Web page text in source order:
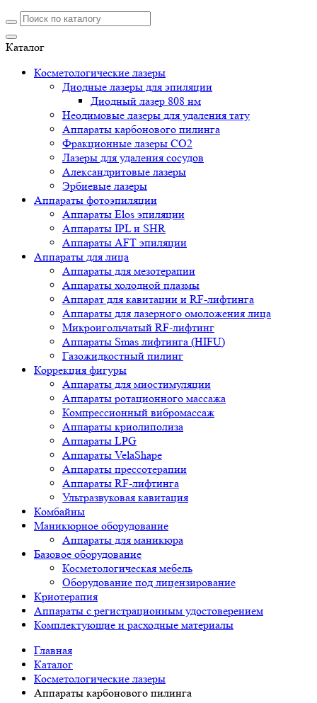
Каталог
Косметологические лазеры
Диодные лазеры для эпиляции
Диодный лазер 808 нм
Неодимовые лазеры для удаления тату
Аппараты карбонового пилинга
Фракционные лазеры CO2
Лазеры для удаления сосудов
Александритовые лазеры
Эрбиевые лазеры
Аппараты фотоэпиляции
Аппараты Elos эпиляции
Аппараты IPL и SHR
Аппараты AFT эпиляции
Аппараты для лица
Аппараты для мезотерапии
Аппараты холодной плазмы
Аппарат для кавитации и RF-лифтинга
Аппараты для лазерного омоложения лица
Микроигольчатый RF-лифтинг
Аппараты Smas лифтинга (HIFU)
Газожидкостный пилинг
Коррекция фигуры
Аппараты для миостимуляции
Аппараты ротационного массажа
Компрессионный вибромассаж
Аппараты криолиполиза
Аппараты LPG
Аппараты VelaShape
Аппараты прессотерапии
Аппараты RF-лифтинга
Ультразвуковая кавитация
Комбайны
Маникюрное оборудование
Аппараты для маникюра
Базовое оборудование
Косметологическая мебель
Оборудование под лицензирование
Криотерапия
Аппараты c регистрационным удостоверением
Комплектующие и расходные материалы
Главная
Каталог
Косметологические лазеры
Аппараты карбонового пилинга